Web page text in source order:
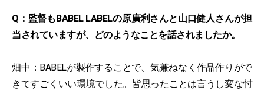
Q：監督もBABEL LABELの原廣利さんと山口健人さんが担
当されていますが、どのようなことを話されましたか。
畑中：BABELが製作することで、気兼ねなく作品作りがで
きてすごくいい環境でした。皆思ったことは言うし変な忖